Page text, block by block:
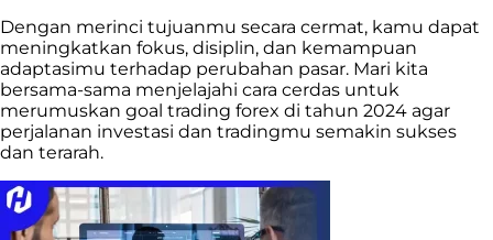
Dengan merinci tujuanmu secara cermat, kamu dapat
meningkatkan fokus, disiplin, dan kemampuan
adaptasimu terhadap perubahan pasar. Mari kita
bersama-sama menjelajahi cara cerdas untuk
merumuskan goal trading forex di tahun 2024 agar
perjalanan investasi dan tradingmu semakin sukses
dan terarah.